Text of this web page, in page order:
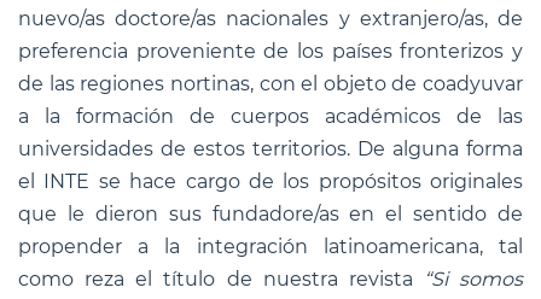
nuevo/as doctore/as nacionales y extranjero/as, de
preferencia proveniente de los países fronterizos y
de las regiones nortinas, con el objeto de coadyuvar
a la formación de cuerpos académicos de las
universidades de estos territorios. De alguna forma
el INTE se hace cargo de los propósitos originales
que le dieron sus fundadore/as en el sentido de
propender a la integración latinoamericana, tal
como reza el título de nuestra revista
“Si somos